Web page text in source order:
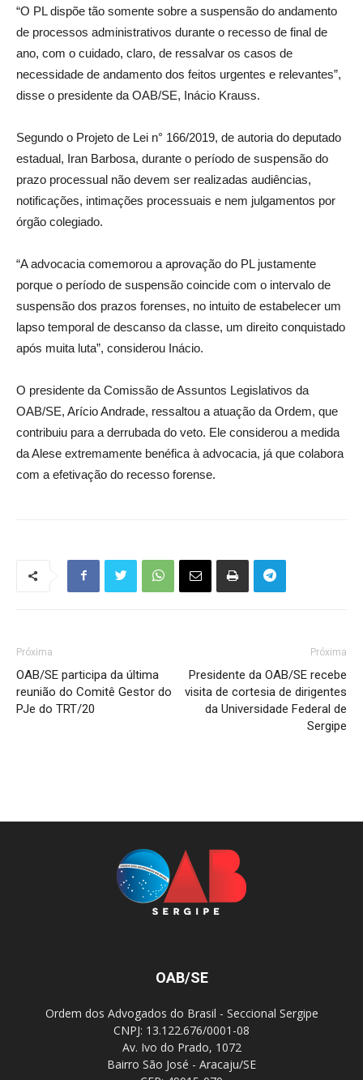
“O PL dispõe tão somente sobre a suspensão do andamento
de processos administrativos durante o recesso de final de
ano, com o cuidado, claro, de ressalvar os casos de
necessidade de andamento dos feitos urgentes e relevantes”,
disse o presidente da OAB/SE, Inácio Krauss.
Segundo o Projeto de Lei n° 166/2019, de autoria do deputado
estadual, Iran Barbosa, durante o período de suspensão do
prazo processual não devem ser realizadas audiências,
notificações, intimações processuais e nem julgamentos por
órgão colegiado.
“A advocacia comemorou a aprovação do PL justamente
porque o período de suspensão coincide com o intervalo de
suspensão dos prazos forenses, no intuito de estabelecer um
lapso temporal de descanso da classe, um direito conquistado
após muita luta”, considerou Inácio.
O presidente da Comissão de Assuntos Legislativos da
OAB/SE, Arício Andrade, ressaltou a atuação da Ordem, que
contribuiu para a derrubada do veto. Ele considerou a medida
da Alese extremamente benéfica à advocacia, já que colabora
com a efetivação do recesso forense.
Próxima
OAB/SE participa da última
reunião do Comitê Gestor do
PJe do TRT/20
Próxima
Presidente da OAB/SE recebe
visita de cortesia de dirigentes
da Universidade Federal de
Sergipe
OAB/SE
Ordem dos Advogados do Brasil - Seccional Sergipe
CNPJ: 13.122.676/0001-08
Av. Ivo do Prado, 1072
Bairro São José - Aracaju/SE